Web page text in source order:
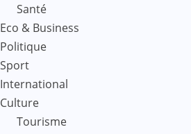
Santé
Eco & Business
Politique
Sport
International
Culture
Tourisme